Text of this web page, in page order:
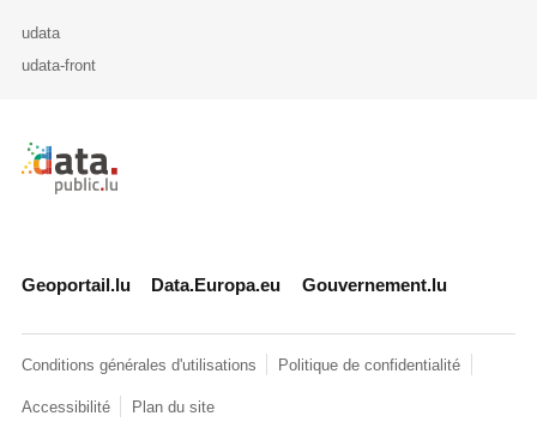
udata
udata-front
Retour à l'accueil de data.public.lu
Geoportail.lu Data.Europa.eu Gouvernement.lu
Conditions générales d'utilisations Politique de confidentialité
Accessibilité Plan du site